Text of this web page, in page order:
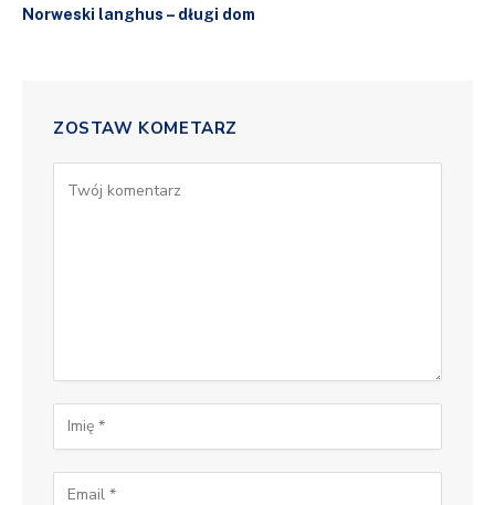
Norweski langhus – długi dom
ZOSTAW KOMETARZ